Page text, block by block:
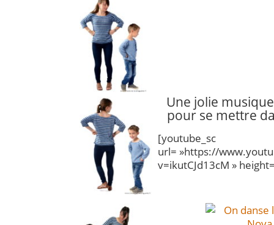
Une jolie
pour se mettre
[youtube_sc
url= »https://
v=ikutCJd13cM »